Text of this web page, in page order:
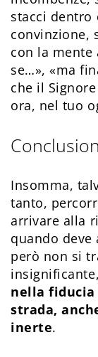
stacci dentro
convinzione,
con la mente
se…», «ma
che il
ora, nel tuo
Insomma,
tanto,
arrivare alla
quando
però non si
nella fiducia
strada,
inerte.